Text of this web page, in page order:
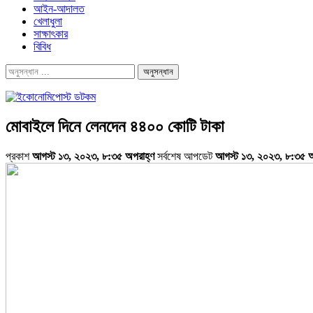
আইন-আদালত
খেলাধুলা
সাক্ষাৎকার
বিবিধ
মোবাইলে দিনে লেনদেন ৪৪০০ কোটি টাকা
প্রকাশআগস্ট ১৩, ২০২৩, ৮:৩৫ অপরাহ্ণ সর্বশেষ আপডেটআগস্ট ১৩, ২০২৩, ৮:৩৫